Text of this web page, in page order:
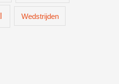
Wedstrijden